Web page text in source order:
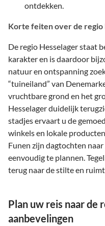
ontdekken.
Korte feiten over de regio
De regio Hesselager staat
karakter en is daardoor
natuur en ontspanning
“tuineiland” van
vruchtbare grond en het
Hesselager duidelijk
stadjes ervaart u de
winkels en lokale
Funen zijn dagtochten
eenvoudig te plannen.
terug naar de stilte en
Plan uw reis naar de
aanbevelingen